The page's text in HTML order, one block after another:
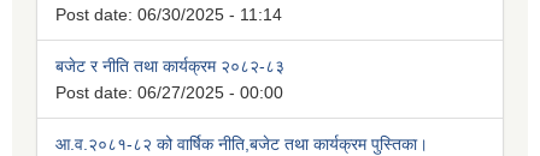
Post date: 06/30/2025 - 11:14
बजेट र नीति तथा कार्यक्रम २०८२-८३
Post date: 06/27/2025 - 00:00
आ.व.२०८१-८२ को वार्षिक नीति,बजेट तथा कार्यक्रम पुस्तिका।